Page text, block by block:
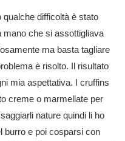
qualche difficoltà è stato
mano che si assottigliava
ma basta tagliare
è risolto. Il risultato
mia aspettativa. I cruffins
creme o marmellate per
nature quindi li ho
burro e poi cosparsi con